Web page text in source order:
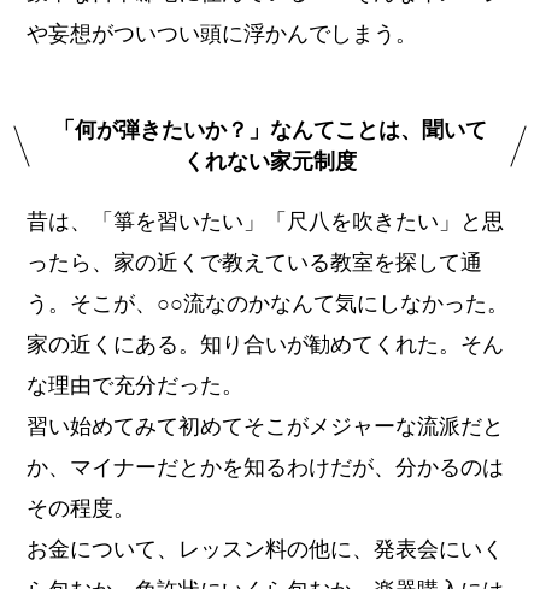
や妄想がついつい頭に浮かんでしまう。
「何が弾きたいか？」なんてことは、聞いて
くれない家元制度
昔は、「箏を習いたい」「尺八を吹きたい」と思
ったら、家の近くで教えている教室を探して通
う。そこが、○○流なのかなんて気にしなかった。
家の近くにある。知り合いが勧めてくれた。そん
な理由で充分だった。
習い始めてみて初めてそこがメジャーな流派だと
か、マイナーだとかを知るわけだが、分かるのは
その程度。
お金について、レッスン料の他に、発表会にいく